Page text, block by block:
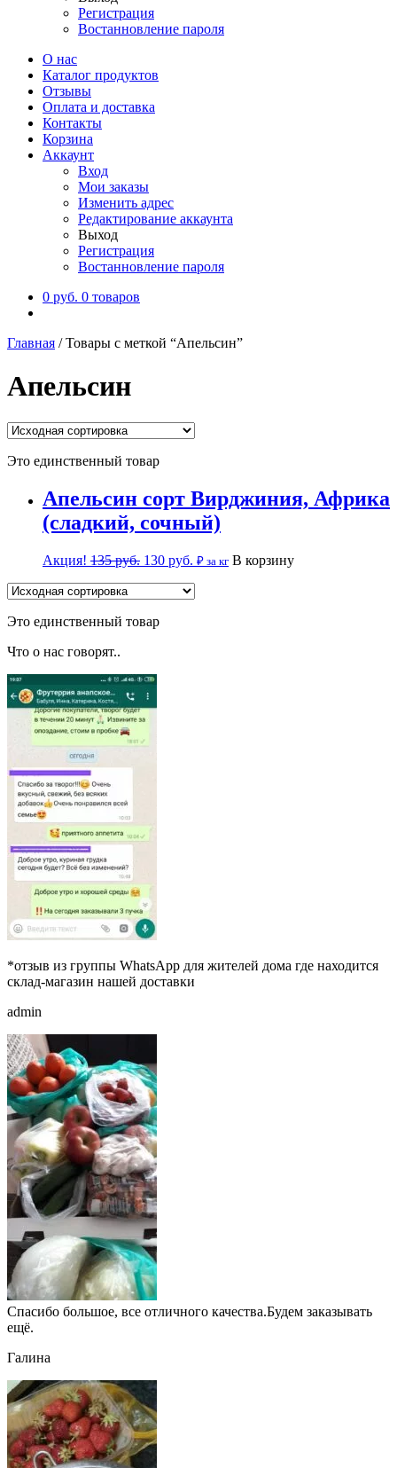
Регистрация
Востанновление пароля
О нас
Каталог продуктов
Отзывы
Оплата и доставка
Контакты
Корзина
Аккаунт
Вход
Мои заказы
Изменить адрес
Редактирование аккаунта
Выход
Регистрация
Востанновление пароля
0 руб. 0 товаров
Главная /Товары с меткой “Апельсин”
Апельсин
Это единственный товар
Апельсин сорт Вирджиния, Африка
(сладкий, сочный)
Акция! 135руб. 130 руб. ₽ за кг В корзину
Это единственный товар
Что о нас говорят..
*отзыв из группы WhatsApp для жителей дома где находится
склад-магазин нашей доставки
admin
Спасибо большое, все отличного качества.Будем заказывать
ещё.
Галина